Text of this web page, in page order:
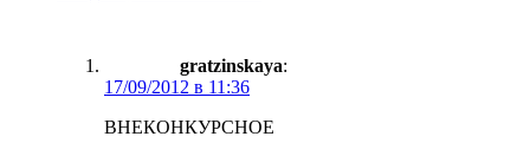
gratzinskaya:
17/09/2012 в 11:36
ВНЕКОНКУРСНОЕ